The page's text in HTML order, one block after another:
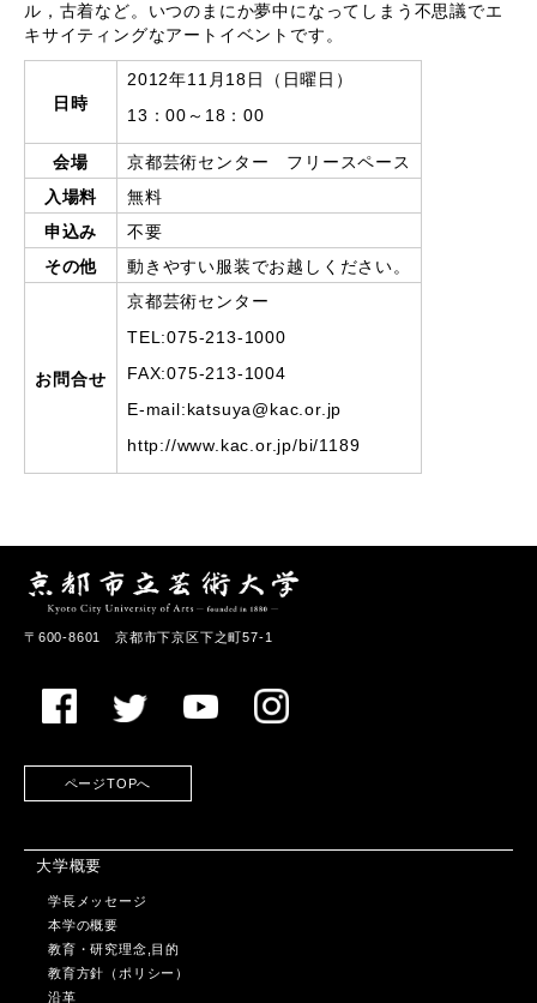
ル，古着など。いつのまにか夢中になってしまう不思議でエ
キサイティングなアートイベントです。
日時
2012年11月18日（日曜日）
13：00～18：00
会場
京都芸術センター フリースペース
入場料
無料
申込み
不要
その他
動きやすい服装でお越しください。
お問合せ
京都芸術センター
TEL:075-213-1000
FAX:075-213-1004
E-mail:katsuya@kac.or.jp
http://www.kac.or.jp/bi/1189
〒600-8601 京都市下京区下之町57-1
ページTOPへ
大学概要
学長メッセージ
本学の概要
教育・研究理念,目的
教育方針（ポリシー）
沿革